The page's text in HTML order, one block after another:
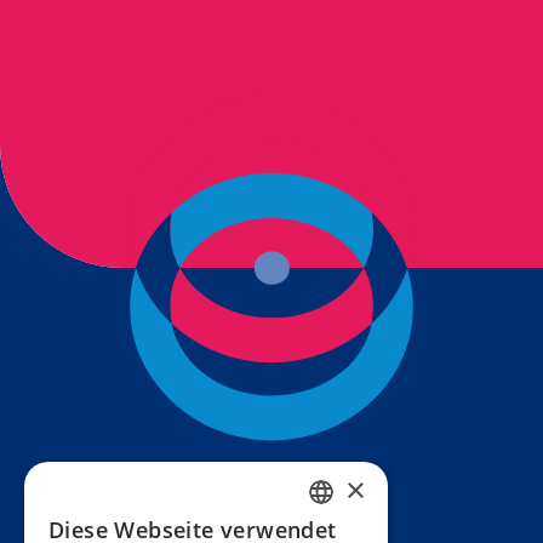
FRENCH
×
Diese Webseite verwendet